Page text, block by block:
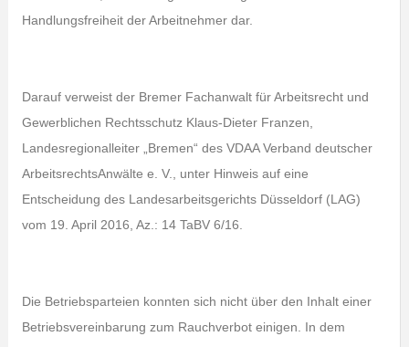
Handlungsfreiheit der Arbeitnehmer dar.
Darauf verweist der Bremer Fachanwalt für Arbeitsrecht und
Gewerblichen Rechtsschutz Klaus-Dieter Franzen,
Landesregionalleiter „Bremen“ des VDAA Verband deutscher
ArbeitsrechtsAnwälte e. V., unter Hinweis auf eine
Entscheidung des Landesarbeitsgerichts Düsseldorf (LAG)
vom 19. April 2016, Az.: 14 TaBV 6/16.
Die Betriebsparteien konnten sich nicht über den Inhalt einer
Betriebsvereinbarung zum Rauchverbot einigen. In dem